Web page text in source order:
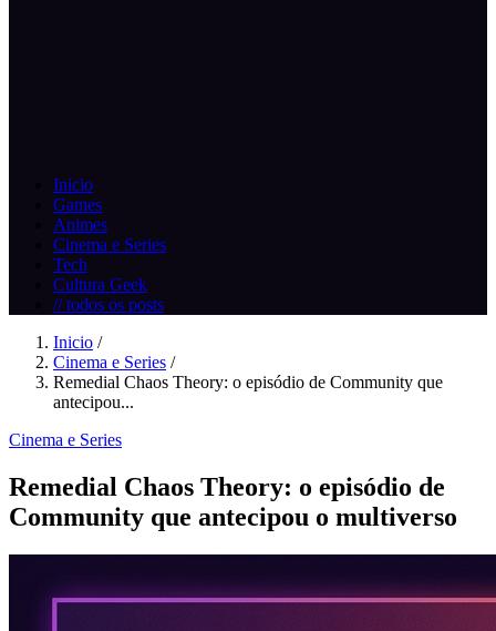
Inicio
Games
Animes
Cinema e Series
Tech
Cultura Geek
// todos os posts
Inicio /
Cinema e Series /
Remedial Chaos Theory: o episódio de Community que
antecipou...
Cinema e Series
Remedial Chaos Theory: o episódio de
Community que antecipou o multiverso